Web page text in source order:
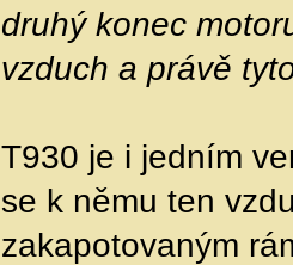
druhý konec
vzduch a právě
T930 je i jedním
se k němu ten
zakapotovaným